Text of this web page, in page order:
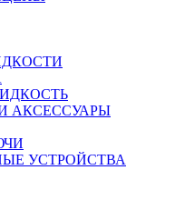
АКСЕССУАРЫ
УСТРОЙСТВА